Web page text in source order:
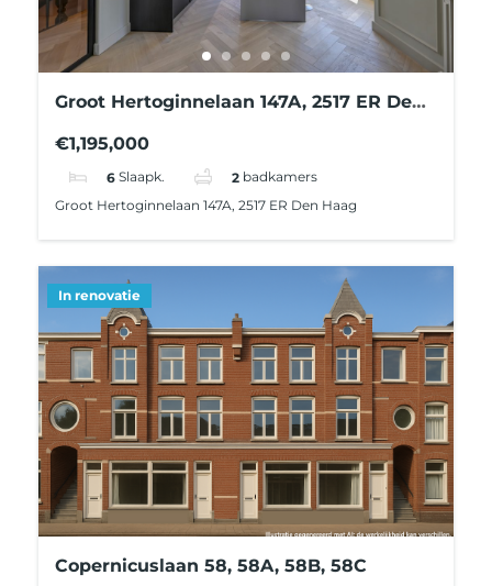
Groot Hertoginnelaan 147A, 2517 ER Den
€1,195,000
6 Slaapk. 2 badkamers
Groot Hertoginnelaan 147A, 2517 ER Den Haag
In renovatie
Copernicuslaan 58, 58A, 58B, 58C